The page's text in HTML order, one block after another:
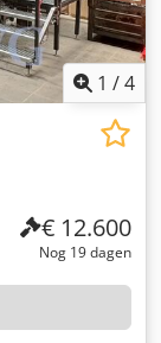
1 /4
€ 12.600
Nog 19 dagen